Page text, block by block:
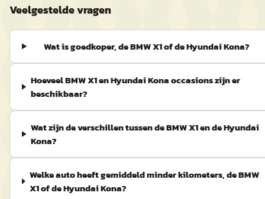
Veelgestelde vragen
Wat is goedkoper, de BMW X1 of de Hyundai Kona?
Hoeveel BMW X1 en Hyundai Kona occasions zijn er
beschikbaar?
Wat zijn de verschillen tussen de BMW X1 en de Hyundai
Kona?
Welke auto heeft gemiddeld minder kilometers, de BMW
X1 of de Hyundai Kona?